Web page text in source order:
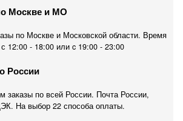
Москве и МО
по Москве и Московской области. Время
12:00 - 18:00 или c 19:00 - 23:00
России
заказы по всей России. Почта России,
На выбор 22 способа оплаты.